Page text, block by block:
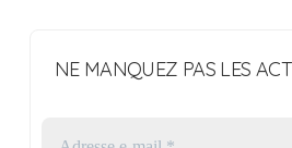
NE MANQUEZ PAS LES